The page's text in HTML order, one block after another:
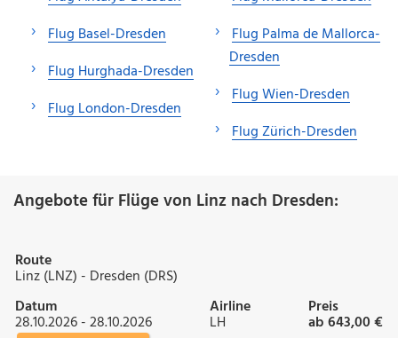
Flug Basel-Dresden
Flug Hurghada-Dresden
Flug London-Dresden
Flug Palma de Mallorca-
Dresden
Flug Wien-Dresden
Flug Zürich-Dresden
Angebote für Flüge von Linz nach Dresden:
Route
Linz (LNZ) - Dresden (DRS)
Datum
28.10.2026 - 28.10.2026
Airline
LH
Preis
ab 643,00 €